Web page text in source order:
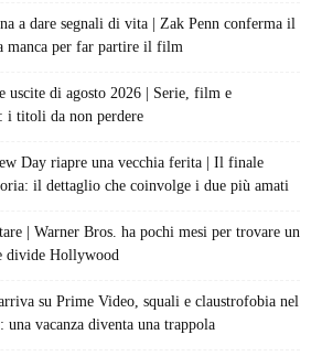
a dare segnali di vita | Zak Penn conferma il
manca per far partire il film
uscite di agosto 2026 | Serie, film e
i titoli da non perdere
Day riapre una vecchia ferita | Il finale
il dettaglio che coinvolge i due più amati
| Warner Bros. ha pochi mesi per trovare un
divide Hollywood
su Prime Video, squali e claustrofobia nel
vacanza diventa una trappola